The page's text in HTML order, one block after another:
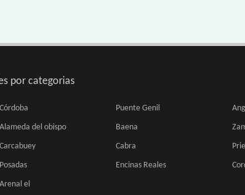
por categorias
Córdoba Puente Genil
Alameda del obispo Baena
Carcabuey Cabra
Posadas Encinas Reales
Arenal el